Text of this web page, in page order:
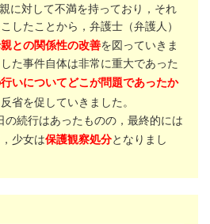
に対して不満を持っており，それ
したことから，弁護士（弁護人）
との関係性の改善を図っていきま
た事件自体は非常に重大であった
いについてどこが問題であったか
省を促していきました。
の続行はあったものの，最終的には
少女は保護観察処分となりまし